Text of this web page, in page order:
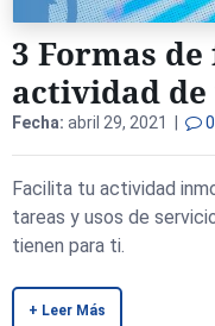
3 Formas
actividad
Fecha: abril 29, 2021 | 0
Facilita tu actividad
tareas y usos de
tienen para ti.
+ Leer Más